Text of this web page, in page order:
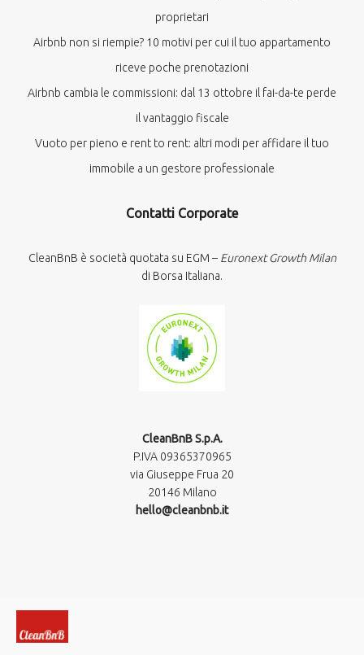
proprietari
Airbnb non si riempie? 10 motivi per cui il tuo appartamento
riceve poche prenotazioni
Airbnb cambia le commissioni: dal 13 ottobre il fai-da-te perde
il vantaggio fiscale
Vuoto per pieno e rent to rent: altri modi per affidare il tuo
immobile a un gestore professionale
Contatti Corporate
CleanBnB è società quotata su EGM – Euronext Growth Milan
di Borsa Italiana.
CleanBnB S.p.A.
P.IVA 09365370965​
via Giuseppe Frua 20
20146 Milano
hello@cleanbnb.it